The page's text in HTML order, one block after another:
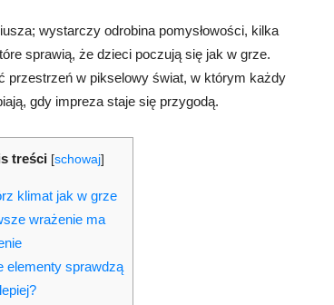
wystarczy odrobina pomysłowości, kilka
sprawią, że dzieci poczują się jak w grze.
przestrzeń w pikselowy świat, w którym każdy
gdy impreza staje się przygodą.
treści [schowaj]
klimat jak w grze
wrażenie ma
elementy sprawdzą